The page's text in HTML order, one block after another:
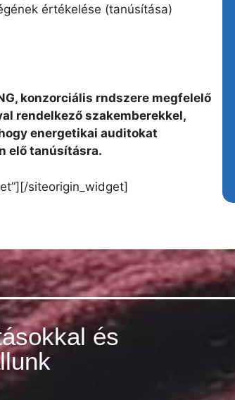
értékelése (tanúsítása)
konzorciális rndszere megfelelő
rendelkező szakemberekkel,
energetikai auditokat
elő tanúsításra.
[/siteorigin_widget]
és